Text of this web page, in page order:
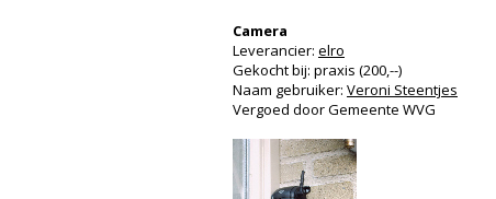
Camera
Leverancier: elro
Gekocht bij: praxis (200,--)
Naam gebruiker: Veroni Steentjes
Vergoed door Gemeente WVG